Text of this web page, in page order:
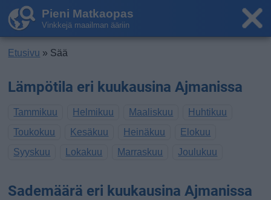
Pieni Matkaopas
Vinkkejä maailman ääriin
Etusivu » Sää
Lämpötila eri kuukausina Ajmanissa
Tammikuu Helmikuu Maaliskuu
Huhtikuu
Toukokuu
Kesäkuu Heinäkuu
Elokuu
Syyskuu
Lokakuu Marraskuu Joulukuu
Sademäärä eri kuukausina Ajmanissa